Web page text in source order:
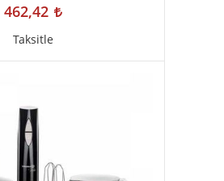
462,42
Taksitle